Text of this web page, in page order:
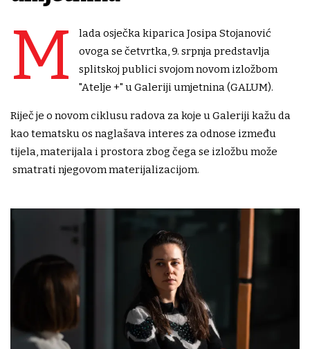
M
lada osječka kiparica Josipa Stojanović
ovoga se četvrtka, 9. srpnja predstavlja
splitskoj publici svojom novom izložbom
"Atelje +" u Galeriji umjetnina (GALUM).
​​Riječ je o novom ciklusu radova​ za koje u Galeriji kažu da
kao tematsku os naglašava interes za odnose između
tijela, materijala i prostora​ zbog čega se izložbu može​
smatrati njegovom materijalizacijom.